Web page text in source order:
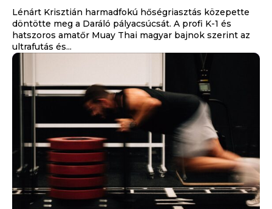
Lénárt Krisztián harmadfokú hőségriasztás közepette
döntötte meg a Daráló pályacsúcsát. A profi K-1 és
hatszoros amatőr Muay Thai magyar bajnok szerint az
ultrafutás és...